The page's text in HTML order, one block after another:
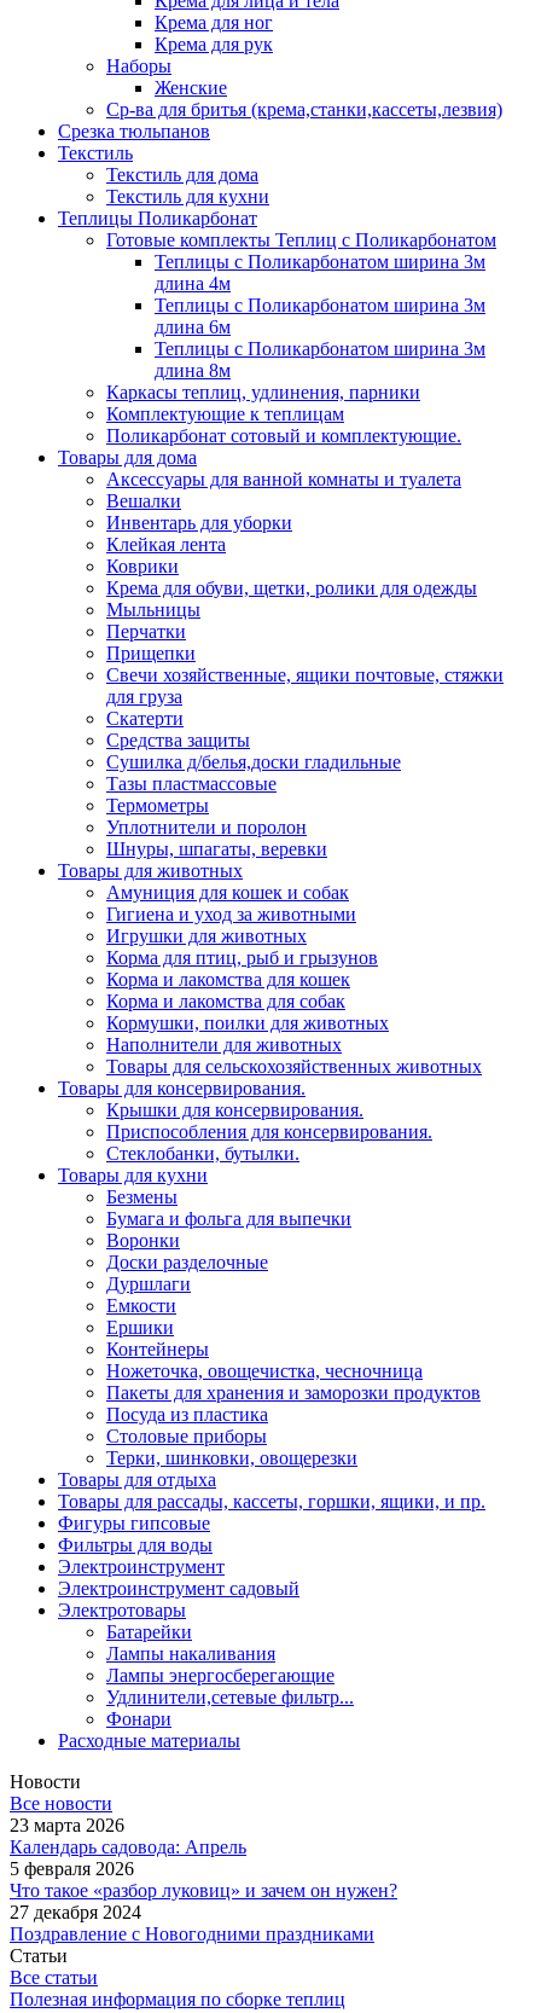
Крема для ног
Крема для рук
Наборы
Женские
Ср-ва для бритья (крема,станки,кассеты,лезвия)
Срезка тюльпанов
Текстиль
Текстиль для дома
Текстиль для кухни
Теплицы Поликарбонат
Готовые комплекты Теплиц с Поликарбонатом
Теплицы с Поликарбонатом ширина 3м
длина 4м
Теплицы с Поликарбонатом ширина 3м
длина 6м
Теплицы с Поликарбонатом ширина 3м
длина 8м
Каркасы теплиц, удлинения, парники
Комплектующие к теплицам
Поликарбонат сотовый и комплектующие.
Товары для дома
Аксессуары для ванной комнаты и туалета
Вешалки
Инвентарь для уборки
Клейкая лента
Коврики
Крема для обуви, щетки, ролики для одежды
Мыльницы
Перчатки
Прищепки
Свечи хозяйственные, ящики почтовые, стяжки
для груза
Скатерти
Средства защиты
Сушилка д/белья,доски гладильные
Тазы пластмассовые
Термометры
Уплотнители и поролон
Шнуры, шпагаты, веревки
Товары для животных
Амуниция для кошек и собак
Гигиена и уход за животными
Игрушки для животных
Корма для птиц, рыб и грызунов
Корма и лакомства для кошек
Корма и лакомства для собак
Кормушки, поилки для животных
Наполнители для животных
Товары для сельскохозяйственных животных
Товары для консервирования.
Крышки для консервирования.
Приспособления для консервирования.
Стеклобанки, бутылки.
Товары для кухни
Безмены
Бумага и фольга для выпечки
Воронки
Доски разделочные
Дуршлаги
Емкости
Ершики
Контейнеры
Ножеточка, овощечистка, чесночница
Пакеты для хранения и заморозки продуктов
Посуда из пластика
Столовые приборы
Терки, шинковки, овощерезки
Товары для отдыха
Товары для рассады, кассеты, горшки, ящики, и пр.
Фигуры гипсовые
Фильтры для воды
Электроинструмент
Электроинструмент садовый
Электротовары
Батарейки
Лампы накаливания
Лампы энергосберегающие
Удлинители,сетевые фильтр...
Фонари
Расходные материалы
Новости
Все новости
23 марта 2026
Календарь садовода: Апрель
5 февраля 2026
Что такое «разбор луковиц» и зачем он нужен?
27 декабря 2024
Поздравление с Новогодними праздниками
Статьи
Все статьи
Полезная информация по сборке теплиц